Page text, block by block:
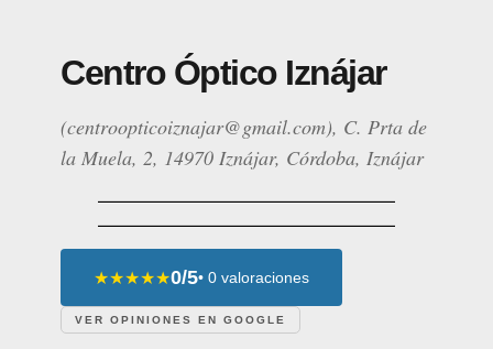
Centro Óptico Iznájar
(centroopticoiznajar@gmail.com), C. Prta de
la Muela, 2, 14970 Iznájar, Córdoba, Iznájar
★★★★★0/5• 0 valoraciones
VER OPINIONES EN GOOGLE